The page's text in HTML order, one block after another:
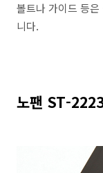
볼트나 가이드 등
니다.
노팬 ST-